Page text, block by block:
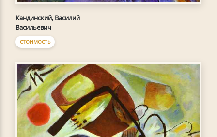
Кандинский, Василий
Васильевич
СТОИМОСТЬ